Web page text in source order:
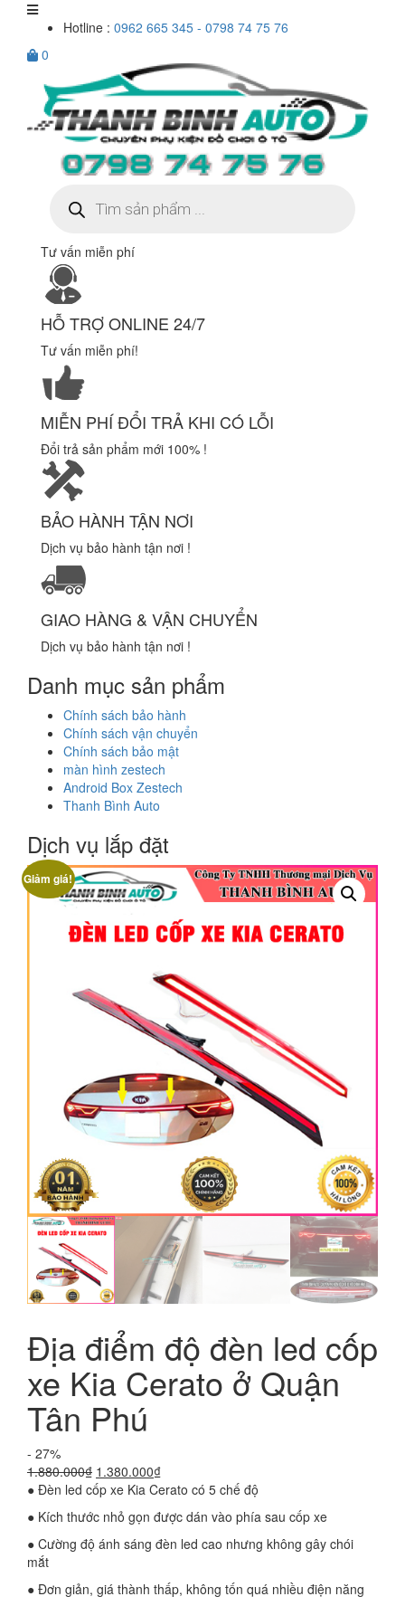
Hotline : 0962 665 345 - 0798 74 75 76
0
kiếm
sản
Tư vấn miễn phí
HỖ TRỢ ONLINE 24/7
Tư vấn miễn phí!
MIỄN PHÍ ĐỔI TRẢ KHI CÓ LỖI
Đổi trả sản phẩm mới 100% !
BẢO HÀNH TẬN NƠI
Dịch vụ bảo hành tận nơi !
GIAO HÀNG & VẬN CHUYỂN
Dịch vụ bảo hành tận nơi !
Danh mục sản phẩm
Chính sách bảo hành
Chính sách vận chuyển
Chính sách bảo mật
màn hình zestech
Android Box Zestech
Thanh Bình Auto
Dịch vụ lắp đặt
Giảm giá!
Địa điểm độ đèn led cốp
xe Kia Cerato ở Quận
Tân Phú
- 27%
1.880.000₫ Giá
gốc
1.880.000₫.
1.380.000₫Giá
hiện
là:
1.380.000₫.
● Đèn led cốp xe Kia Cerato có 5 chế độ
● Kích thước nhỏ gọn được dán vào phía sau cốp xe
● Cường độ ánh sáng đèn led cao nhưng không gây chói
mắt
● Đơn giản, giá thành thấp, không tốn quá nhiều điện năng